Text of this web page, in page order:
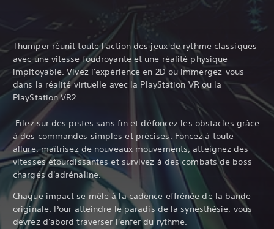
Thumper réunit toute l'action des jeux de rythme classiques
avec une vitesse foudroyante et une réalité physique
impitoyable. Vivez l'expérience en 2D ou immergez-vous
dans la réalité virtuelle avec la PlayStation VR ou la
PlayStation VR2.
‎ Filez sur des pistes sans fin et défoncez les obstacles grâce
à des commandes simples et précises. Foncez à toute
allure, maîtrisez de nouveaux mouvements, atteignez des
vitesses étourdissantes et survivez à des combats de boss
chargés d'adrénaline.
Chaque impact se mêle à la cadence effrénée de la bande
originale. Pour atteindre le paradis de la synesthésie, vous
devrez d'abord traverser l'enfer du rythme.